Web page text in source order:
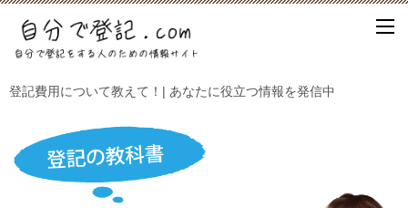
登記費用について教えて！| あなたに役立つ情報を発信中